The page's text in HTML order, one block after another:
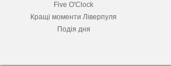
Five O'Clock
Кращі моменти Ліверпуля
Подія дня